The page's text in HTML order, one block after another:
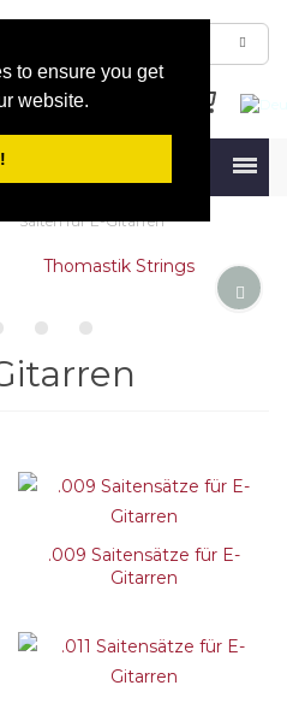
to ensure you get
website.
Saiten für E-Gitarren
.009 Saitensätze für E-
Gitarren